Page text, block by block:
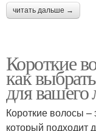
читать дальше →
Короткие
как
для вашего
Короткие волосы –
который подходит